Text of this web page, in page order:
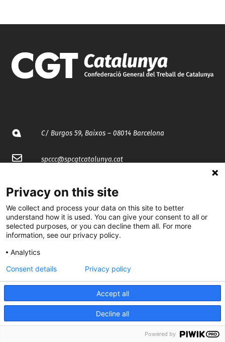
C/ Burgos 59, Baixos – 08014 Barcelona
spccc@spcgtcatalunya.cat
@CGTCatalunya
cgtcatalunya
CGTCatalunya
cgtcatalunya
Desenvolupat per
Privacy on this site
We collect and process your data on this site to better
understand how it is used. You can give your consent to all or
selected purposes, or you can decline them all. For more
information, see our privacy policy.
Analytics
Accept all
Decline all
Consent details Privacy policy
Powered by